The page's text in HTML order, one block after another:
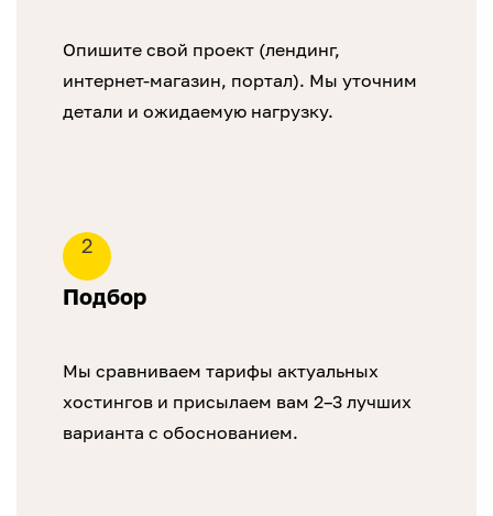
Опишите свой проект (лендинг,
интернет-магазин, портал). Мы уточним
детали и ожидаемую нагрузку.
2
Подбор
Мы сравниваем тарифы актуальных
хостингов и присылаем вам 2–3 лучших
варианта с обоснованием.